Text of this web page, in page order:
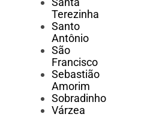
Terezinha
Santo
Antônio
São
Francisco
Sebastião
Amorim
Sobradinho
Várzea